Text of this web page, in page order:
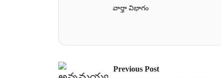
వార్తా విభాగం
Previous Post